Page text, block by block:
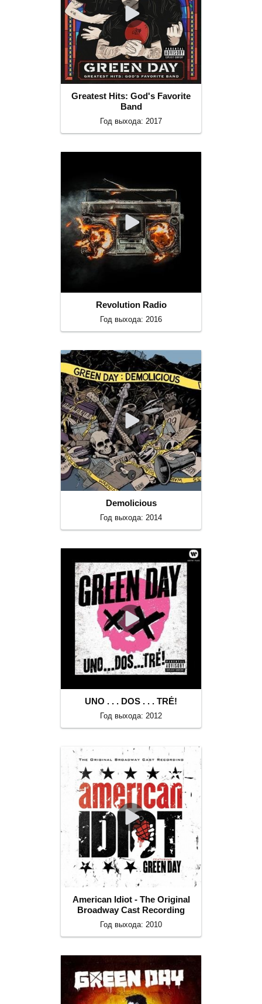
Greatest Hits: God's Favorite
Band
Год выхода: 2017
Revolution Radio
Год выхода: 2016
Demolicious
Год выхода: 2014
UNO . . . DOS . . . TRÉ!
Год выхода: 2012
American Idiot - The Original
Broadway Cast Recording
Год выхода: 2010